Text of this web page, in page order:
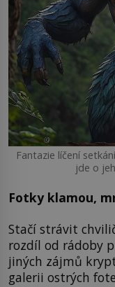
Fantazie líčení
jde o
Fotky klamou,
Stačí strávit
rozdíl od rádoby
jiných zájmů
galerii ostrých